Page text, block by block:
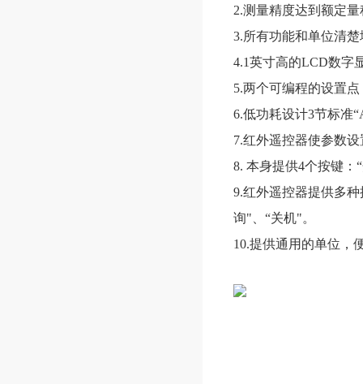
2.测量精度达到额定量
3.所有功能和单位清
4.1英寸高的LCD数字
5.两个可编程的设置
6.低功耗设计3节标准“
7.红外遥控器使参数
8. 本身提供4个按键：
9.红外遥控器提供多
询"、“关机"。
10.提供通用的单位，